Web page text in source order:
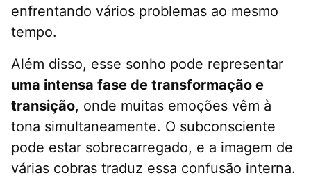
enfrentando vários problemas ao mesmo
tempo.
Além disso, esse sonho pode representar
uma intensa fase de transformação e
transição, onde muitas emoções vêm à
tona simultaneamente. O subconsciente
pode estar sobrecarregado, e a imagem de
várias cobras traduz essa confusão interna.